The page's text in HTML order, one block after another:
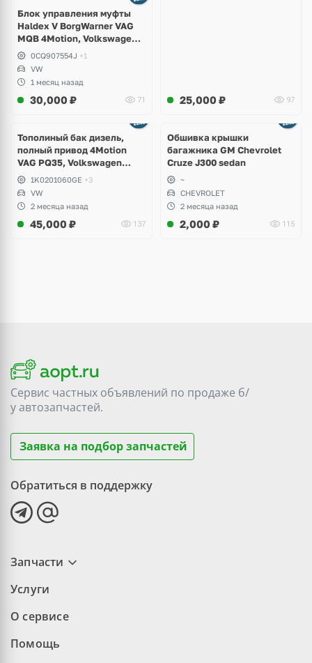
Блок управления муфты
Haldex V BorgWarner VAG
MQB 4Motion, Volkswagen
Tiguan
0CQ907554J +1
VW
1 месяц назад
30,000 ₽ 71 25,000 ₽ 97
Тополиный бак дизель,
полный привод 4Motion
VAG PQ35, Volkswagen
Scirocco, Golf V, VI, Skoda
Yeti, Octavia A5, Superb,
Audi A3, Seat Altea
1K0201060GE +3
VW
2 месяца назад
45,000 ₽ 137
Обшивка крышки
багажника GM Chevrolet
Cruze J300 sedan
~
CHEVROLET
2 месяца назад
2,000 ₽ 115
Сервис частных объявлений по продаже б/
уавтозапчастей.
Заявка на подбор запчастей
Обратиться в поддержку
Запчасти
Услуги
О сервисе
Помощь